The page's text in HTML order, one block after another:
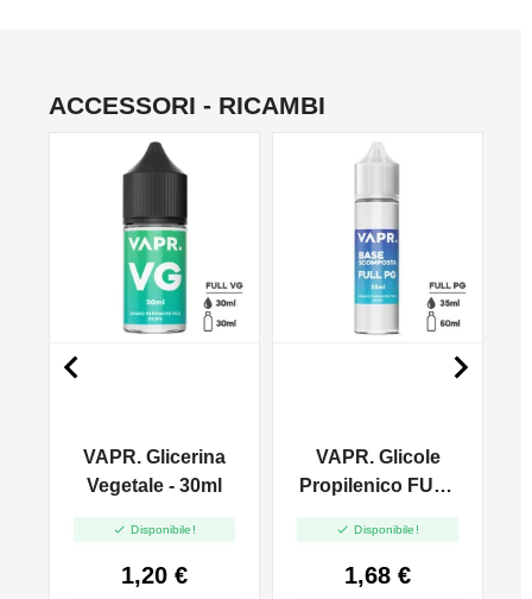
ACCESSORI - RICAMBI
VAPR. Glicerina
Vegetale - 30ml
 Disponibile!
1,20 €
VAPR. Glicole
Propilenico FULL
 Disponibile!
1,68 €
 